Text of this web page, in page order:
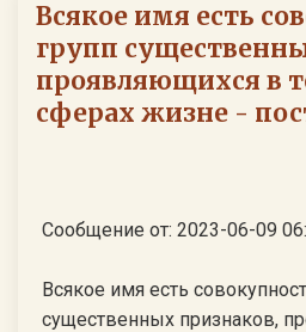
Всякое имя есть
групп
проявляющихся в
сферах жизне -
Сообщение от: 2023-06-09
Всякое имя есть
существенных признаков,